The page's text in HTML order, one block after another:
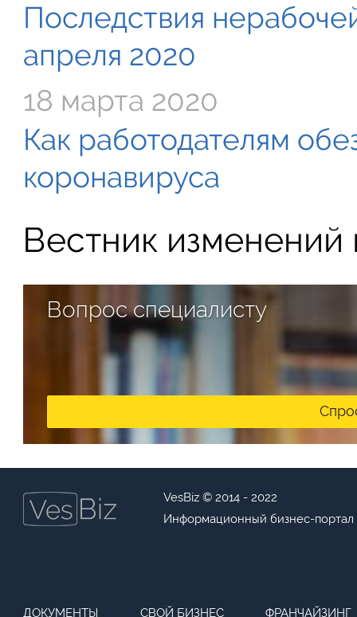
Последствия
апреля 2020
18 марта 2020
Как работодателям
коронавируса
Вестник изменений
Вопрос специалисту
VesBiz © 2014 - 2022
Информационный бизнес-портал
ДОКУМЕНТЫ СВОЙ БИЗНЕС ФРАНЧАЙЗИНГ